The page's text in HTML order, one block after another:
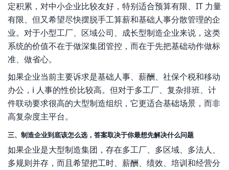
定积累，对中小企业比较友好，特别适合预算有限、IT 力量
有限、但又希望尽快摆脱手工算薪和基础人事分散管理的企
业。对于小型工厂、区域公司、成长型制造企业来说，这类
系统的价值不在于做深集团管控，而在于先把基础动作做标
准、做省心。
如果企业当前主要诉求是基础人事、薪酬、社保个税和移动
办公，i 人事的性价比较高。但对于多工厂、复杂排班、计
件联动要求很高的大型制造组织，它更适合基础场景，而非
高复杂度主平台。
三、制造企业到底该怎么选，答案取决于你最想先解决什么问题
如果企业是大型制造集团，存在多工厂、多区域、多法人、
多规则并存，而且希望把工时、薪酬、绩效、培训和经营分